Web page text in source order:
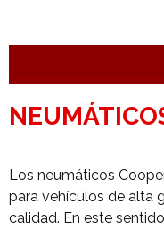
Los neumáticos
para vehículos de alta
calidad. En este